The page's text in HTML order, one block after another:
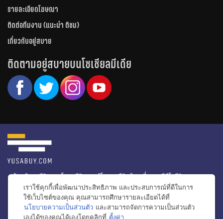
รายละเอียดโฆษณา
ติดต่อทีมงาน (แนะนำ ติชม)
เกี่ยวกับอยู่สบาย
ติดตามอยู่สบายบนโซเชียลมีเดีย
หน้าหลัก รีวิวคอนโด รีวิวทาวน์โฮม รีวิวบ้านเดี่ยว
วีดีโอรีวิว
ไอเดียแต่งบ้าน
ข่าวอสังหาริมทรัพย์
โปรโมชั่นบ้านและคอนโด
โครงการน่าสนใจ
เราใช้คุกกี้เพื่อพัฒนาประสิทธิภาพ และประสบการณ์ที่ดีในการ
ใช้เว็บไซต์ของคุณ คุณสามารถศึกษารายละเอียดได้ที่
นโยบายความเป็นส่วนตัว และสามารถจัดการความเป็นส่วนตัว
เองได้ของคุณได้เองโดยคลิกที่ ตั้งค่า